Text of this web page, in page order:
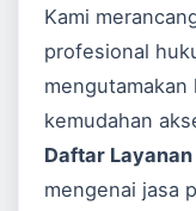
Kami
profesional
mengutamakan
kemudahan
Daftar
mengenai jasa